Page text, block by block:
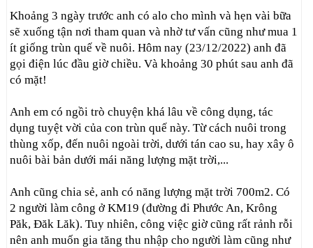
Khoảng 3 ngày trước anh có alo cho mình và hẹn vài bữa
sẽ xuống tận nơi tham quan và nhờ tư vấn cũng như mua 1
ít giống trùn quế về nuôi. Hôm nay (23/12/2022) anh đã
gọi điện lúc đầu giờ chiều. Và khoảng 30 phút sau anh đã
có mặt!
Anh em có ngồi trò chuyện khá lâu về công dụng, tác
dụng tuyệt vời của con trùn quế này. Từ cách nuôi trong
thùng xốp, đến nuôi ngoài trời, dưới tán cao su, hay xây ô
nuôi bài bản dưới mái năng lượng mặt trời,...
Anh cũng chia sẻ, anh có năng lượng mặt trời 700m2. Có
2 người làm công ở KM19 (đường đi Phước An, Krông
Păk, Đăk Lăk). Tuy nhiên, công việc giờ cũng rất rảnh rỗi
nên anh muốn gia tăng thu nhập cho người làm cũng như